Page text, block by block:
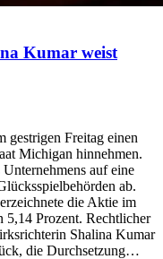
Kumar weist
gestrigen Freitag einen
Michigan hinnehmen.
auf eine
ab.
die Aktie im
5,14 Prozent. Rechtlicher
Shalina Kumar
die Durchsetzung…